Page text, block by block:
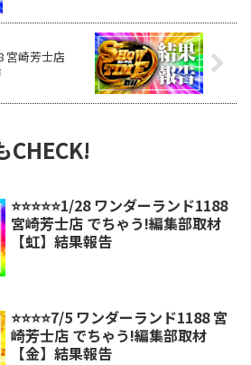
宮崎芳士店
CHECK!
⭐️⭐️⭐️⭐️⭐️1/28 ワンダーランド1188
宮崎芳士店 でちゃう!編集部取材
【虹】結果報告
⭐️⭐️⭐️⭐️7/5 ワンダーランド1188 宮
崎芳士店 でちゃう!編集部取材
【金】結果報告